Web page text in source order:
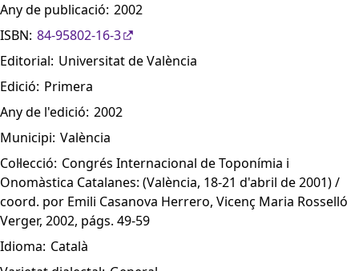
Any de publicació: 2002
ISBN: 84-95802-16-3
Editorial: Universitat de València
Edició: Primera
Any de l'edició: 2002
Municipi: València
Col·lecció: Congrés Internacional de Toponímia i
Onomàstica Catalanes: (València, 18-21 d'abril de 2001) /
coord. por Emili Casanova Herrero, Vicenç Maria Rosselló
Verger, 2002, págs. 49-59
Idioma: Català